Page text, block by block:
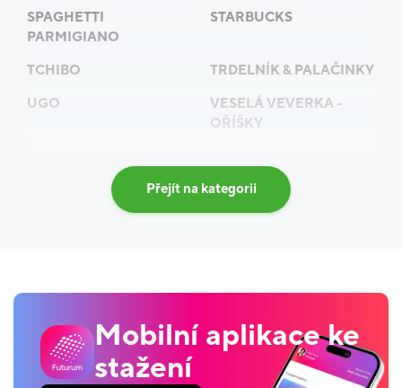
SPAGHETTI
PARMIGIANO
STARBUCKS
TCHIBO
TRDELNÍK & PALAČINKY
UGO
VESELÁ VEVERKA -
OŘÍŠKY
Přejít na kategorii
Mobilní aplikace ke
stažení